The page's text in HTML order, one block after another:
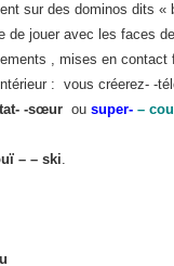
sur des dominos dits
jouer avec les faces
, mises en contact
: vous créerez- -
-sœur ou super- – cou
– – ski.